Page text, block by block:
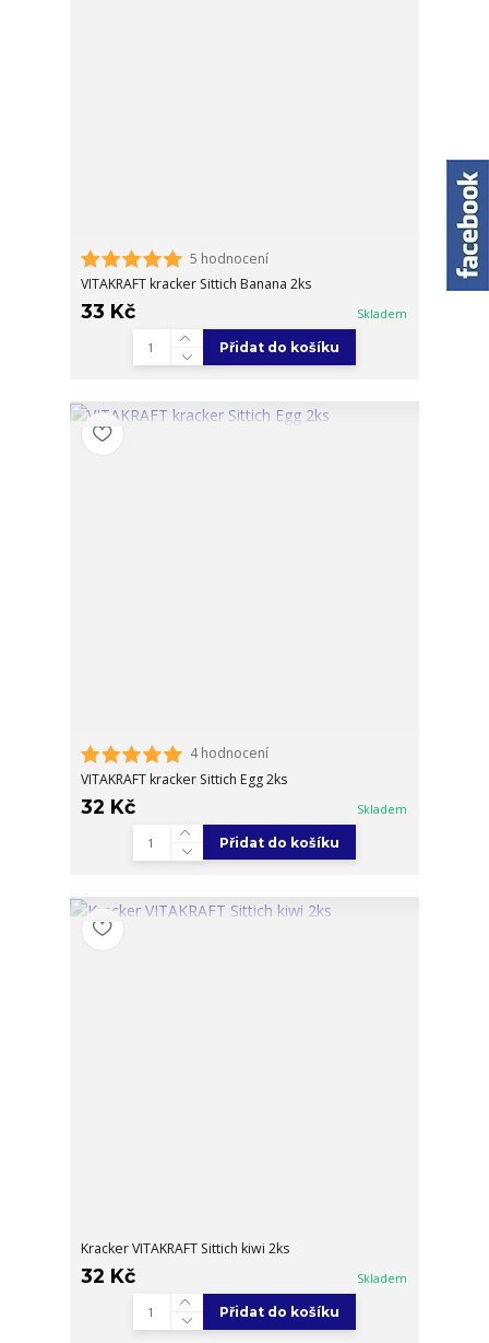
5 hodnocení
VITAKRAFT kracker Sittich Banana 2ks
33 Kč Skladem
Přidat do košíku
4 hodnocení
VITAKRAFT kracker Sittich Egg 2ks
32 Kč Skladem
Přidat do košíku
Kracker VITAKRAFT Sittich kiwi 2ks
32 Kč Skladem
Přidat do košíku